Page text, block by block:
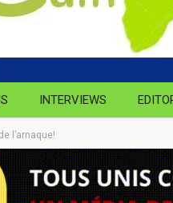
INTERVIEWS
l’arnaque!